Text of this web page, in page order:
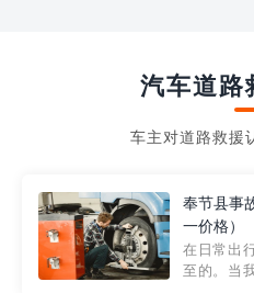
汽车道路
车主对道路救援
奉节县事
一价格）
在日常出
至的。当